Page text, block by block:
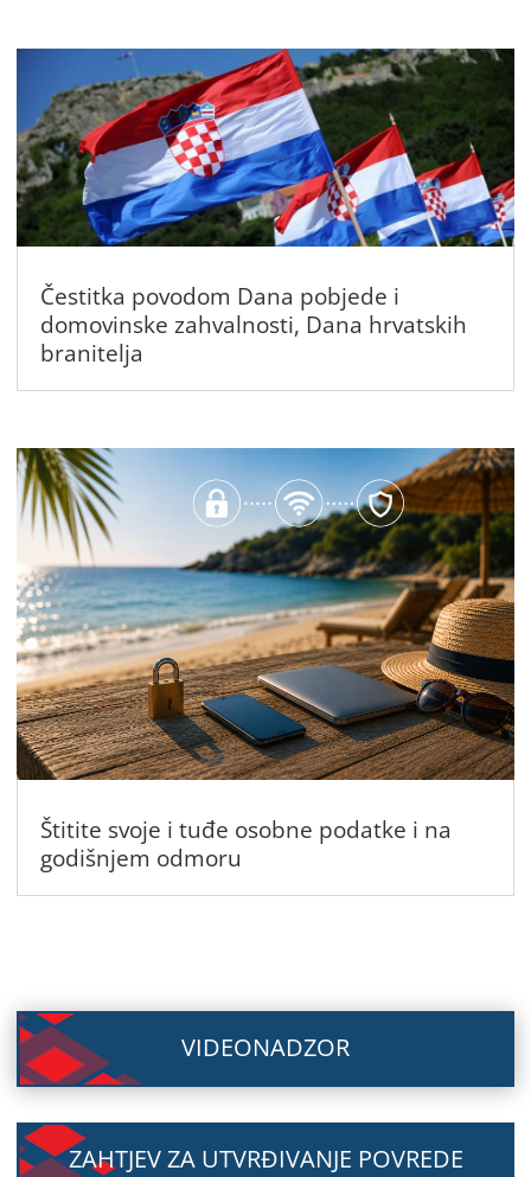
Čestitka povodom Dana pobjede i
domovinske zahvalnosti, Dana hrvatskih
branitelja
Štitite svoje i tuđe osobne podatke i na
godišnjem odmoru
VIDEONADZOR
ZAHTJEV ZA UTVRĐIVANJE POVREDE